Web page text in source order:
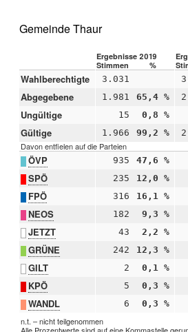
Gemeinde Thaur
Ergebnisse 2019
Stimmen
%
Wahlberechtigte 3.031
Abgegebene 1.981 65,4 %
Ungültige 15 0,8 %
Gültige 1.966 99,2 %
Davon entfielen auf die Parteien
ÖVP 935 47,6 %
SPÖ 235 12,0 %
FPÖ 316 16,1 %
NEOS 182 9,3 %
JETZT 43 2,2 %
GRÜNE 242 12,3 %
GILT 2 0,1 %
KPÖ 5 0,3 %
WANDL 6 0,3 %
n.t. – nicht teilgenommen